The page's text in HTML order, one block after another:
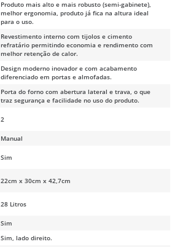
Produto mais alto e mais robusto (semi-gabinete),
melhor ergonomia, produto já fica na altura ideal
para o uso.
Revestimento interno com tijolos e cimento
refratário permitindo economia e rendimento com
melhor retenção de calor.
Design moderno inovador e com acabamento
diferenciado em portas e almofadas.
Porta do forno com abertura lateral e trava, o que
traz segurança e facilidade no uso do produto.
2
Manual
Sim
22cm x 30cm x 42,7cm
28 Litros
Sim
Sim, lado direito.